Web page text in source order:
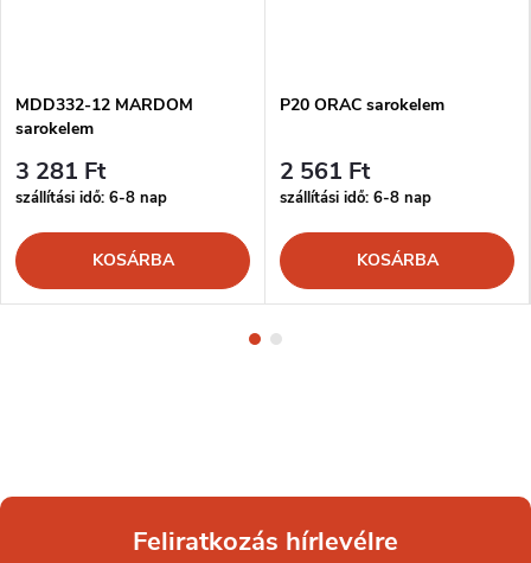
MDD332-12 MARDOM
sarokelem
3 281 Ft
szállítási idő: 6-8 nap
KOSÁRBA
P20 ORAC sarokelem
2 561 Ft
szállítási idő: 6-8 nap
KOSÁRBA
Feliratkozás hírlevélre